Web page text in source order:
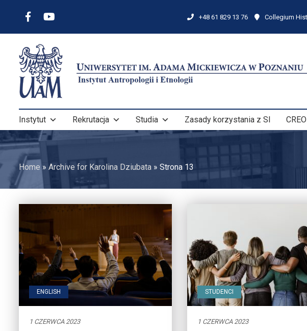
+48 61 829 13 76 Collegium
Instytut Rekrutacja Studia Zasady korzystania z SI
Home» Archive for Karolina Dziubata » Strona 13
ENGLISH
1 CZERWCA 2023
STUDENCI
1 CZERWCA 2023